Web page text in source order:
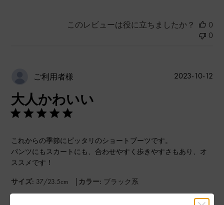
このレビューは役に立ちましたか？
0
0
ご利用者様
大人かわいい
これからの季節にピッタリのショートブーツです。
パンツにもスカートにも、合わせやすく歩きやすさもあり、オ
ススメです！
サイズ: 37/23.5cm | カラー: ブラック系
公
2023-10-12